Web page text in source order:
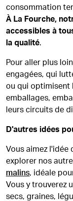
consommation
À La Fourche,
accessibles à
la qualité.
Pour aller plus
engagées, qui
ou qui optimisent
emballages,
leurs circuits de
D'autres idées
Vous aimez l'idée
explorer nos
malins, idéale
Vous y trouverez
secs, graines,